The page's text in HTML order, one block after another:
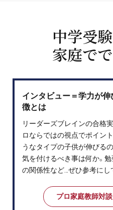
中学受
家庭で
インタビュー＝学力が
徴とは
リーダーズブレインの合格
ロならではの視点でポイン
うなタイプの子供が伸びる
気を付けるべき事は何か。
の関係性など…ぜひ参考にし
プロ家庭教師対